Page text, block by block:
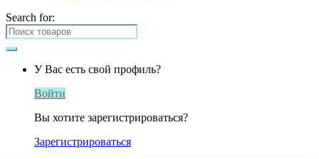
Search for:
У Вас есть свой профиль?
Войти
Вы хотите зарегистрироваться?
Зарегистрироваться